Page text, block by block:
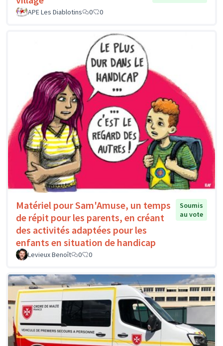
APE Les Diablotins
0 0
Matériel pour Sam'Amuse, un temps
de répit pour les parents, en créant
des activités adaptées pour les
enfants en situation de handicap
Soumis
au vote
Levieux Benoît 0 0